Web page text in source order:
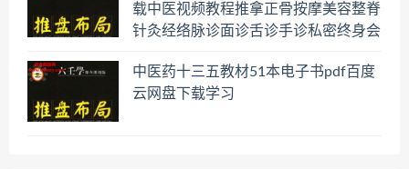
载中医视频教程推拿正骨按摩美容整脊
针灸经络脉诊面诊舌诊手诊私密终身会
中医药十三五教材51本电子书pdf百度
云网盘下载学习